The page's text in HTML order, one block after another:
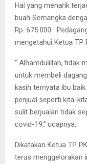
Hal yang menarik
buah Semangka
Rp. 675.000.
mengetahui Ketua TP
” Alhamdulillah, tidak
untuk membeli
kasih ternyata ibu
penjual seperti kita-
sulit berjualan tidak
covid-19,” ucapnya.
Dikatakan Ketua TP
terus menggelorakan